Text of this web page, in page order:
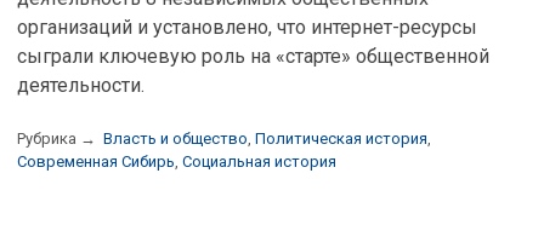
организаций и установлено, что интернет-ресурсы
сыграли ключевую роль на «старте» общественной
деятельности.
Рубрика → Власть и общество Политическая история
Современная Сибирь Социальная история